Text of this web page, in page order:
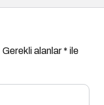
Gerekli alanlar* ile